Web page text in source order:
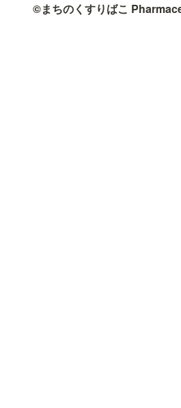
©まちのくすりばこ